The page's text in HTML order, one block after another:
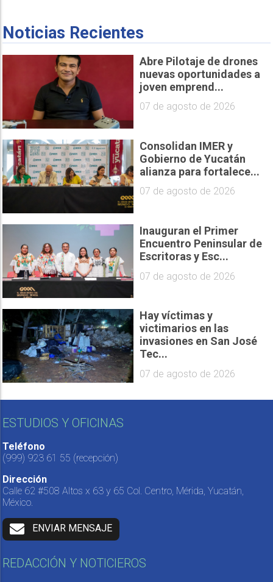
Noticias Recientes
Abre Pilotaje de drones
nuevas oportunidades a
joven emprend...
07 de agosto de 2026
Consolidan IMER y
Gobierno de Yucatán
alianza para fortalece...
07 de agosto de 2026
Inauguran el Primer
Encuentro Peninsular de
Escritoras y Esc...
07 de agosto de 2026
Hay víctimas y
victimarios en las
invasiones en San José
Tec...
07 de agosto de 2026
ESTUDIOS Y OFICINAS
Teléfono
(999) 923 61 55 (recepción)
Dirección
Calle 62 #508 Altos x 63 y 65 Col. Centro, Mérida, Yucatán,
México.
ENVIAR MENSAJE
REDACCIÓN Y NOTICIEROS